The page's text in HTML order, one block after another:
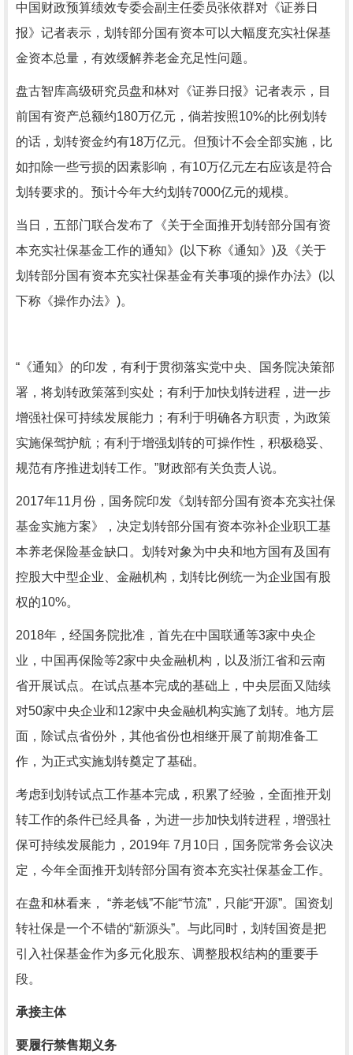
中国财政预算绩效专委会副主任委员张依群对《证券日
报》记者表示，划转部分国有资本可以大幅度充实社保基
金资本总量，有效缓解养老金充足性问题。
盘古智库高级研究员盘和林对《证券日报》记者表示，目
前国有资产总额约180万亿元，倘若按照10%的比例划转
的话，划转资金约有18万亿元。但预计不会全部实施，比
如扣除一些亏损的因素影响，有10万亿元左右应该是符合
划转要求的。预计今年大约划转7000亿元的规模。
当日，五部门联合发布了《关于全面推开划转部分国有资
本充实社保基金工作的通知》(以下称《通知》)及《关于
划转部分国有资本充实社保基金有关事项的操作办法》(以
下称《操作办法》)。
“《通知》的印发，有利于贯彻落实党中央、国务院决策部
署，将划转政策落到实处；有利于加快划转进程，进一步
增强社保可持续发展能力；有利于明确各方职责，为政策
实施保驾护航；有利于增强划转的可操作性，积极稳妥、
规范有序推进划转工作。”财政部有关负责人说。
2017年11月份，国务院印发《划转部分国有资本充实社保
基金实施方案》，决定划转部分国有资本弥补企业职工基
本养老保险基金缺口。划转对象为中央和地方国有及国有
控股大中型企业、金融机构，划转比例统一为企业国有股
权的10%。
2018年，经国务院批准，首先在中国联通等3家中央企
业，中国再保险等2家中央金融机构，以及浙江省和云南
省开展试点。在试点基本完成的基础上，中央层面又陆续
对50家中央企业和12家中央金融机构实施了划转。地方层
面，除试点省份外，其他省份也相继开展了前期准备工
作，为正式实施划转奠定了基础。
考虑到划转试点工作基本完成，积累了经验，全面推开划
转工作的条件已经具备，为进一步加快划转进程，增强社
保可持续发展能力，2019年 7月10日，国务院常务会议决
定，今年全面推开划转部分国有资本充实社保基金工作。
在盘和林看来， “养老钱”不能“节流”，只能“开源”。国资划
转社保是一个不错的“新源头”。与此同时，划转国资是把
引入社保基金作为多元化股东、调整股权结构的重要手
段。
承接主体
要履行禁售期义务